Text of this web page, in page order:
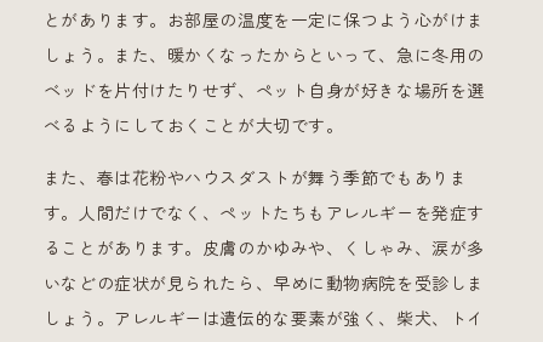
とがあります。お部屋の温度を一定に保つよう心がけま
しょう。また、暖かくなったからといって、急に冬用の
ベッドを片付けたりせず、ペット自身が好きな場所を選
べるようにしておくことが大切です。
また、春は花粉やハウスダストが舞う季節でもありま
す。人間だけでなく、ペットたちもアレルギーを発症す
ることがあります。皮膚のかゆみや、くしゃみ、涙が多
いなどの症状が見られたら、早めに動物病院を受診しま
しょう。アレルギーは遺伝的な要素が強く、柴犬、トイ